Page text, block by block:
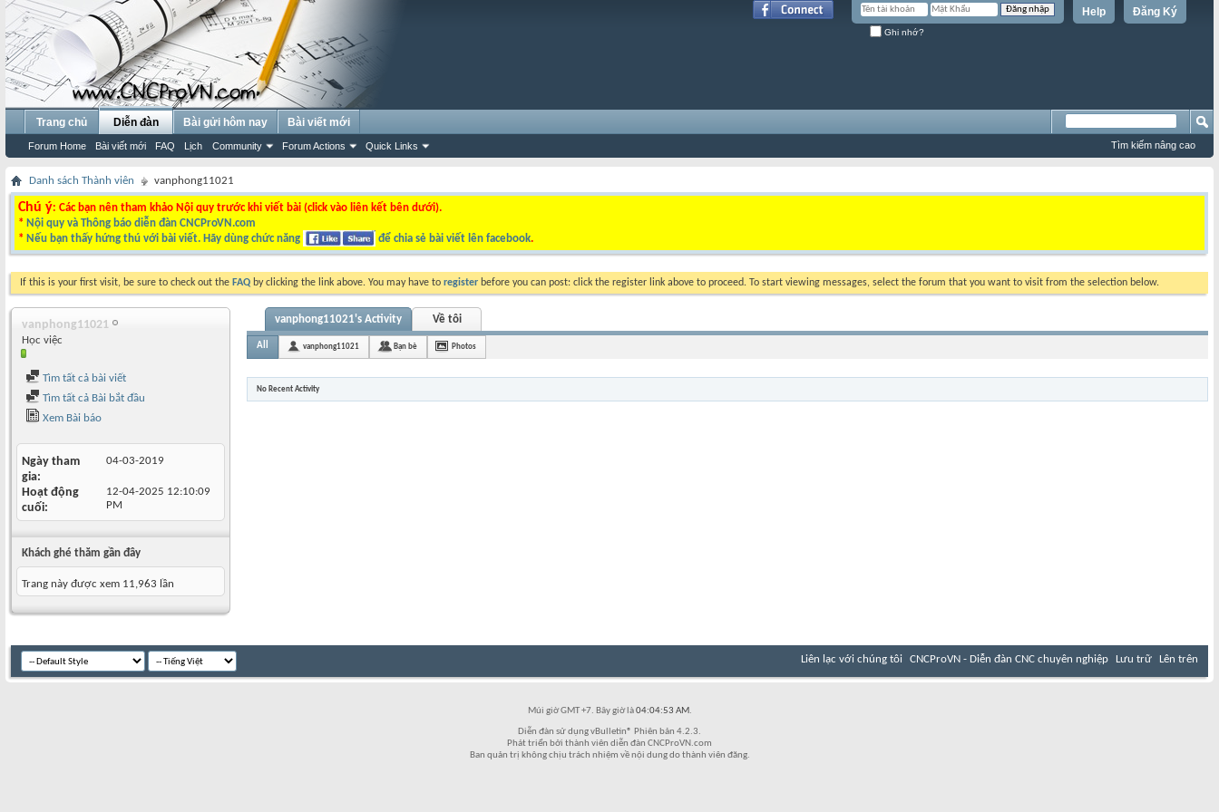
Đăng Ký
Help
Ghi nhớ?
Trang chủ Diễn đàn
Forum Home Bài viết mới FAQ Lịch Community Forum Actions Quick Links
Bài gửi hôm nay Bài viết mới
Tìm kiếm nâng cao
Danh sách Thành viên vanphong11021
Chú ý: Các bạn nên tham khảo Nội quy trước khi viết bài (click vào liên kết bên dưới).
* Nội quy và Thông báo diễn đàn CNCProVN.com
* Nếu bạn thấy hứng thú với bài viết. Hãy dùng chức năng để chia sẻ bài viết lên facebook.
If this is your first visit, be sure to check out the FAQ by clicking the link above. You may have to register before you can post: click the register link above to proceed. To start viewing messages, select the forum that you want to visit from the selection below.
vanphong11021
Học việc
Tìm tất cả bài viết
Tìm tất cả Bài bắt đầu
Xem Bài báo
Ngày tham
gia
04-03-2019
Hoạt động
cuối
12-04-2025 12:10:09
PM
Khách ghé thăm gần đây
Trang này được xem 11,963 lần
vanphong11021's Activity Về tôi
All vanphong11021 Bạn bè Photos
No Recent Activity
Liên lạc với chúng tôi CNCProVN - Diễn đàn CNC chuyên nghiệp Lưu trữ Lên trên
Múi giờ GMT +7. Bây giờ là04:04:53 AM.
Diễn đàn sử dụng vBulletin® Phiên bản 4.2.3.
Phát triển bởi thành viên diễn đàn CNCProVN.com
Ban quản trị không chịu trách nhiệm về nội dung do thành viên đăng.